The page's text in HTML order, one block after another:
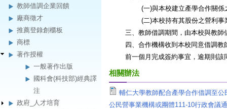
教師借調企業回饋
廠商徵才
推薦登錄創櫃板
商標
著作授權
一般著作出版
國科會(科技部)經典譯
注
政府_人才培育
(一)與本校建立產學合作關
(二)本校持有其股份之營利事
三、教師借調期間，由本校與教
四、合作機構收到本校同意借調
前一個月完成簽約事宜，逾期則該
相關辦法
輔仁大學教師配合產學合作借調至
公民營事業機構或團體111-10行政會議